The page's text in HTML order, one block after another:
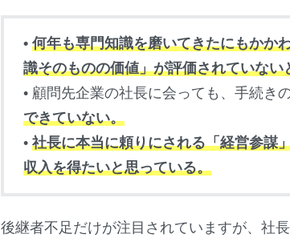
• 何年も専門知識を磨いてきたにもかか
識そのものの価値」が評価されていない
• 顧問先企業の社長に会っても、手続き
できていない。
• 社長に本当に頼りにされる「経営参謀
収入を得たいと思っている。
後継者不足だけが注目されていますが、社